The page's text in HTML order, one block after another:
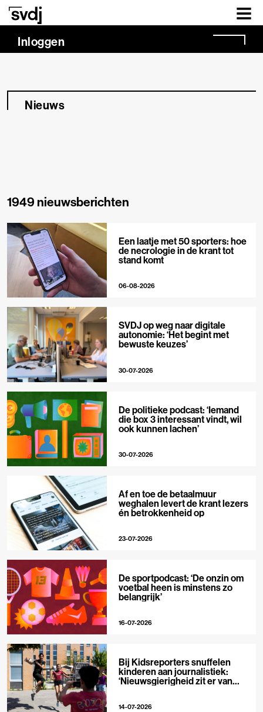
Naar hoofdinhoud
Inloggen
Nieuws
1949 nieuwsberichten
Een laatje met 50 sporters: hoe
de necrologie in de krant tot
stand komt
06-08-2026
SVDJ op weg naar digitale
autonomie: ‘Het begint met
bewuste keuzes’
30-07-2026
De politieke podcast: ‘Iemand
die box 3 interessant vindt, wil
ook kunnen lachen’
30-07-2026
Af en toe de betaalmuur
weghalen levert de krant lezers
én betrokkenheid op
23-07-2026
De sportpodcast: ‘De onzin om
voetbal heen is minstens zo
belangrijk’
16-07-2026
Bij Kidsreporters snuffelen
kinderen aan journalistiek:
‘Nieuwsgierigheid zit er van
14-07-2026